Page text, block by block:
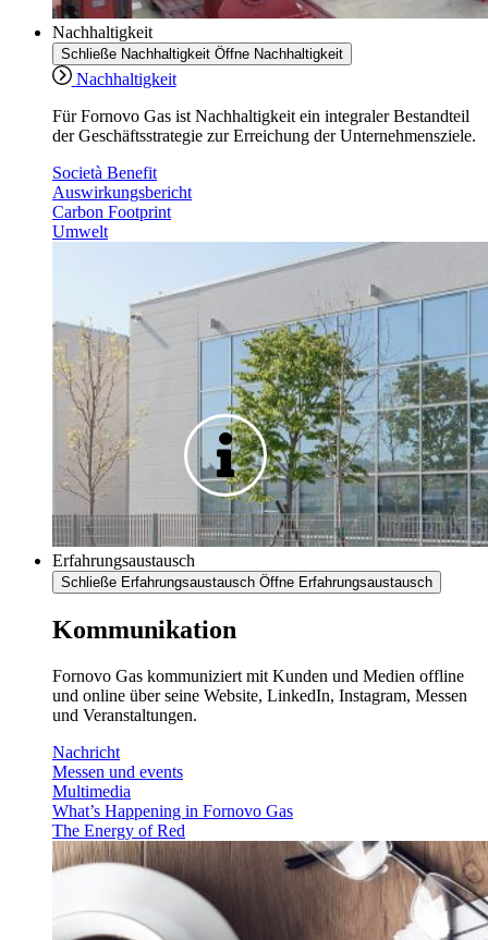
Nachhaltigkeit
Schließe Nachhaltigkeit Öffne Nachhaltigkeit
Nachhaltigkeit
Für Fornovo Gas ist Nachhaltigkeit ein integraler Bestandteil
der Geschäftsstrategie zur Erreichung der Unternehmensziele.
Società Benefit
Auswirkungsbericht
Carbon Footprint
Umwelt
Erfahrungsaustausch
Schließe Erfahrungsaustausch Öffne Erfahrungsaustausch
Kommunikation
Fornovo Gas kommuniziert mit Kunden und Medien offline
und online über seine Website, LinkedIn, Instagram, Messen
und Veranstaltungen.
Nachricht
Messen und events
Multimedia
What’s Happening in Fornovo Gas
The Energy of Red